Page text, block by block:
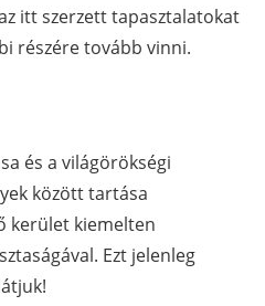
itt szerzett tapasztalatokat
részére tovább vinni.
és a világörökségi
között tartása
kerület kiemelten
Ezt jelenleg